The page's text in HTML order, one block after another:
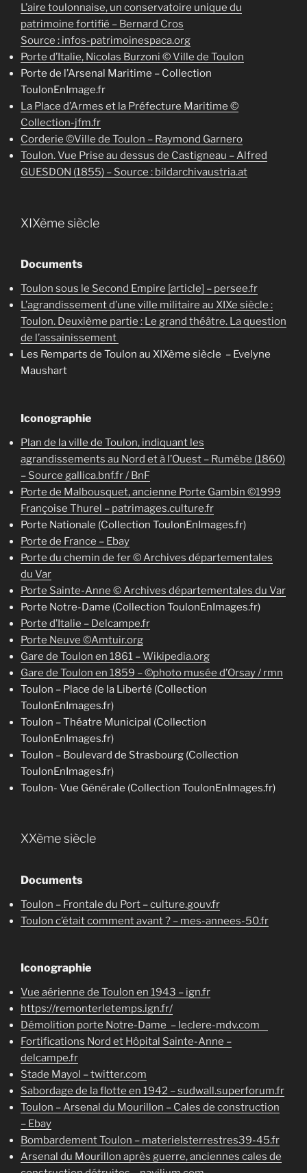
L’aire toulonnaise, un conservatoire unique du
patrimoine fortifié – Bernard Cros
Source : infos-patrimoinespaca.org
Porte d’Italie, Nicolas Burzoni © Ville de Toulon
Porte de l’Arsenal Maritime – Collection
ToulonEnImage.fr
La Place d’Armes et la Préfecture Maritime ©
Collection-jfm.fr
Corderie ©Ville de Toulon – Raymond Garnero
Toulon. Vue Prise au dessus de Castigneau – Alfred
GUESDON (1855) – Source : bildarchivaustria.at
XIXème siècle
Documents
Toulon sous le Second Empire [article] – persee.fr
L’agrandissement d’une ville militaire au XIXe siècle :
Toulon. Deuxième partie : Le grand théâtre. La question
de l’assainissement
Les Remparts de Toulon au XIXème siècle – Evelyne
Maushart
Iconographie
Plan de la ville de Toulon, indiquant les
agrandissements au Nord et à l’Ouest – Rumèbe (1860)
– Source gallica.bnf.fr / BnF
Porte de Malbousquet, ancienne Porte Gambin ©1999
Françoise Thurel – patrimages.culture.fr
Porte Nationale (Collection ToulonEnImages.fr)
Porte de France – Ebay
Porte du chemin de fer © Archives départementales
du Var
Porte Sainte-Anne © Archives départementales du Var
Porte Notre-Dame (Collection ToulonEnImages.fr)
Porte d’Italie – Delcampe.fr
Porte Neuve ©Amtuir.org
Gare de Toulon en 1861 – Wikipedia.org
Gare de Toulon en 1859 – ©photo musée d’Orsay / rmn
Toulon – Place de la Liberté (Collection
ToulonEnImages.fr)
Toulon – Théatre Municipal (Collection
ToulonEnImages.fr)
Toulon – Boulevard de Strasbourg (Collection
ToulonEnImages.fr)
Toulon- Vue Générale (Collection ToulonEnImages.fr)
XXème siècle
Documents
Toulon – Frontale du Port – culture.gouv.fr
Toulon c’était comment avant ? – mes-annees-50.fr
Iconographie
Vue aérienne de Toulon en 1943 – ign.fr
https://remonterletemps.ign.fr/
Démolition porte Notre-Dame – leclere-mdv.com
Fortifications Nord et Hôpital Sainte-Anne –
delcampe.fr
Stade Mayol – twitter.com
Sabordage de la flotte en 1942 – sudwall.superforum.fr
Toulon – Arsenal du Mourillon – Cales de construction
– Ebay
Bombardement Toulon – materielsterrestres39-45.fr
Arsenal du Mourillon après guerre, anciennes cales de